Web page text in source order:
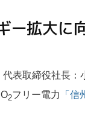
ー拡大に
表取締役社長：
2フリー電力 「信